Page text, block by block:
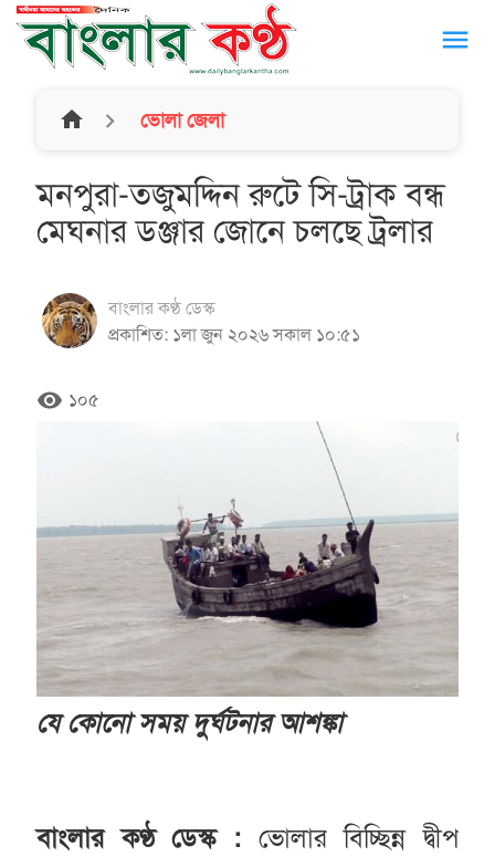
menu
home ভোলা জেলা
মনপুরা-তজুমদ্দিন রুটে সি-ট্রাক বন্ধ
মেঘনার ডঞ্জার জোনে চলছে ট্রলার
বাংলার কণ্ঠ ডেস্ক
প্রকাশিত: ১লা জুন ২০২৬ সকাল ১০:৫১
remove_red_eye ১০৫
যে কোনো সময়দুর্ঘটনার আশঙ্কা
বাংলার কণ্ঠ ডেস্ক : ভোলার বিচ্ছিন্ন দ্বীপ